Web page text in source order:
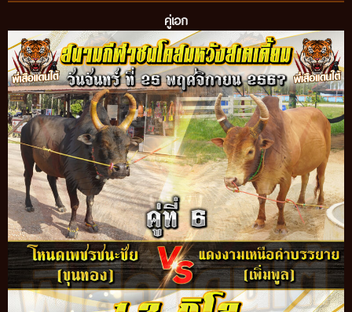
คู่เอก